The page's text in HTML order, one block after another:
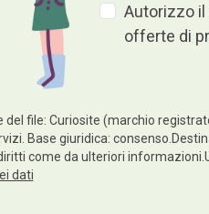
Autorizzo
offerte di
del file: Curiosite (marchio
Base giuridica:
come da ulteriori
dati